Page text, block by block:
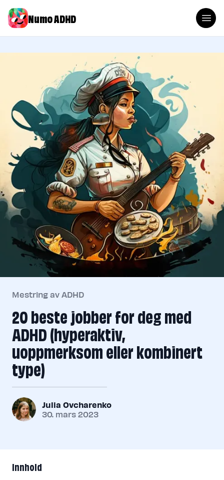
Numo ADHD
Mestring av ADHD
20 beste jobber for deg med
ADHD (hyperaktiv,
uoppmerksom eller kombinert
type)
Julia Ovcharenko
30. mars 2023
Innhold